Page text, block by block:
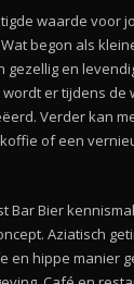
waarde voor
begon als
gezellig en
wordt er tijdens
Verder kan
of een
Bar Bier
Aziatisch
en hippe manier